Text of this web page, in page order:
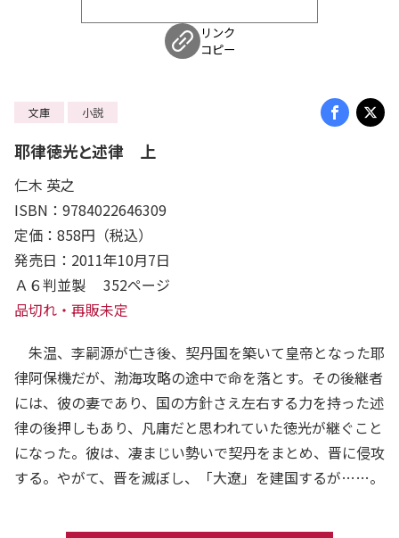
リンク
コピー
文庫 小説
耶律徳光と述律 上
仁木 英之
ISBN：9784022646309
定価：858円（税込）
発売日：2011年10月7日
Ａ６判並製 352ページ
品切れ・再販未定
朱温、李嗣源が亡き後、契丹国を築いて皇帝となった耶
律阿保機だが、渤海攻略の途中で命を落とす。その後継者
には、彼の妻であり、国の方針さえ左右する力を持った述
律の後押しもあり、凡庸だと思われていた徳光が継ぐこと
になった。彼は、凄まじい勢いで契丹をまとめ、晋に侵攻
する。やがて、晋を滅ぼし、「大遼」を建国するが……。